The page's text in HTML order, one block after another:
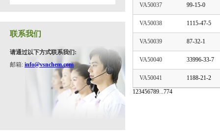
VP14209
183483-29-6
VP14974
5451-39-8
联系我们
请通过以下方式联系我们 :
邮箱: info@vsnchem.com
VA50037 99-15-0
VA50038 1115-47-5
VA50039 87-32-1
VA50040 33996-33-7
VA50041
1188-21-2
123456789...774